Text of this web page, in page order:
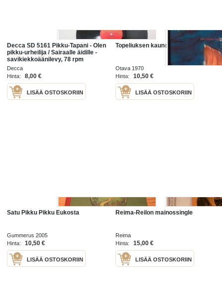
Decca SD 5161 Pikku-Tapani - Olen
pikku-urheilija / Sairaalle äidille -
savikiekkoäänilevy, 78 rpm
Decca
Hinta:
8,00 €
LISÄÄ OSTOSKORIIN
Topeliuksen kauneimmat sadut
Otava 1970
Hinta:
10,50 €
LISÄÄ OSTOSKORIIN
Satu Pikku Pikku Eukosta
Gummerus 2005
Hinta:
10,50 €
LISÄÄ OSTOSKORIIN
Reima-Reilon mainossingle
Reima
Hinta:
15,00 €
LISÄÄ OSTOSKORIIN